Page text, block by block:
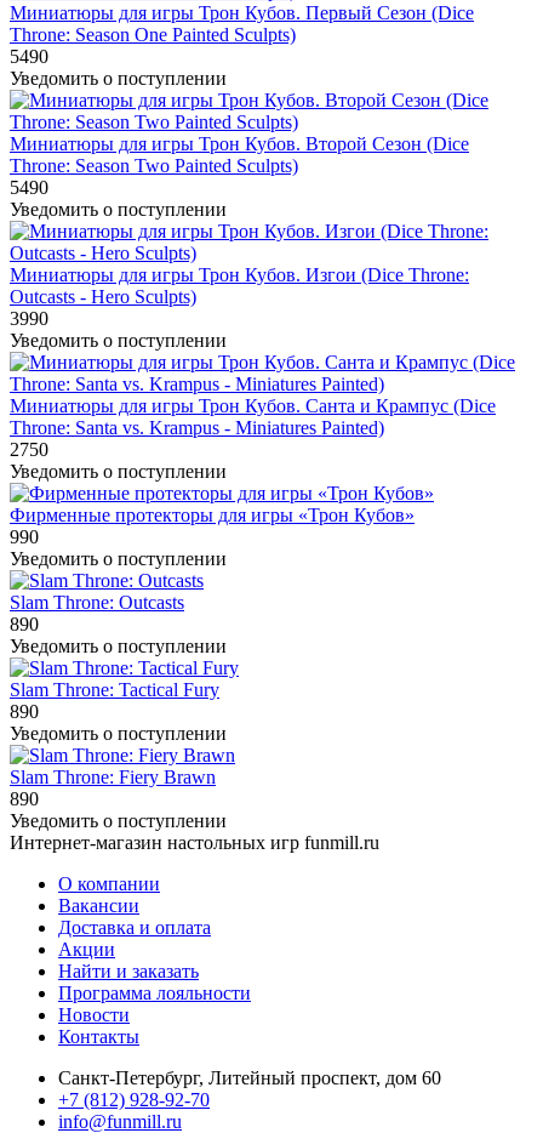
Миниатюры для игры Трон Кубов. Первый Сезон (Dice
Throne: Season One Painted Sculpts)
5490
Уведомить о поступлении
Миниатюры для игры Трон Кубов. Второй Сезон (Dice
Throne: Season Two Painted Sculpts)
5490
Уведомить о поступлении
Миниатюры для игры Трон Кубов. Изгои (Dice Throne:
Outcasts - Hero Sculpts)
3990
Уведомить о поступлении
Миниатюры для игры Трон Кубов. Санта и Крампус (Dice
Throne: Santa vs. Krampus - Miniatures Painted)
2750
Уведомить о поступлении
Фирменные протекторы для игры «Трон Кубов»
990
Уведомить о поступлении
Slam Throne: Outcasts
890
Уведомить о поступлении
Slam Throne: Tactical Fury
890
Уведомить о поступлении
Slam Throne: Fiery Brawn
890
Уведомить о поступлении
Интернет-магазин настольных игр funmill.ru
О компании
Вакансии
Доставка и оплата
Акции
Найти и заказать
Программа лояльности
Новости
Контакты
Санкт-Петербург, Литейный проспект, дом 60
+7 (812) 928-92-70
info@funmill.ru